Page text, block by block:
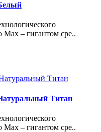
Max – гигантом сре..
Титан
Max – гигантом сре..